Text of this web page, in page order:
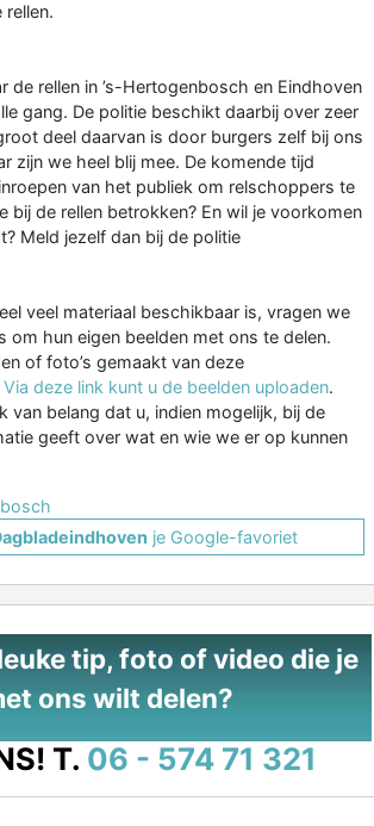
de rellen in ’s-Hertogenbosch en Eindhoven
gang. De politie beschikt daarbij over zeer
deel daarvan is door burgers zelf bij ons
zijn we heel blij mee. De komende tijd
van het publiek om relschoppers te
bij de rellen betrokken? En wil je voorkomen
Meld jezelf dan bij de politie
veel materiaal beschikbaar is, vragen we
om hun eigen beelden met ons te delen.
of foto’s gemaakt van deze
Via deze link kunt u de beelden uploaden.
van belang dat u, indien mogelijk, bij de
geeft over wat en wie we er op kunnen
je Google-favoriet
tip, foto of video die je
ons wilt delen?
T. 06 - 574 71 321